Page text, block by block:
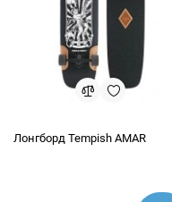
Лонгборд Tempish AMAR